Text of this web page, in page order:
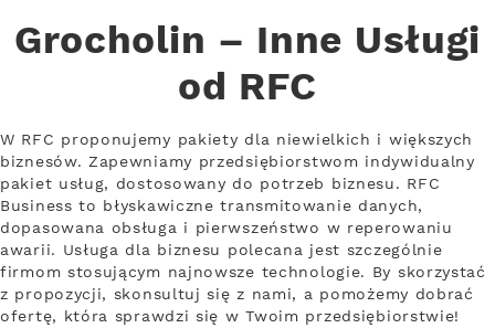
Grocholin – Inne Usługi
od RFC
W RFC proponujemy pakiety dla niewielkich i większych
biznesów. Zapewniamy przedsiębiorstwom indywidualny
pakiet usług, dostosowany do potrzeb biznesu. RFC
Business to błyskawiczne transmitowanie danych,
dopasowana obsługa i pierwszeństwo w reperowaniu
awarii. Usługa dla biznesu polecana jest szczególnie
firmom stosującym najnowsze technologie. By skorzystać
z propozycji, skonsultuj się z nami, a pomożemy dobrać
ofertę, która sprawdzi się w Twoim przedsiębiorstwie!